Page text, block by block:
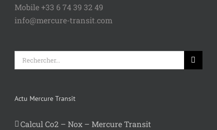
Mobile +33 6 74 39 32 49
info@mercure-transit.com
Rechercher:
Actu Mercure Transit
Calcul Co2 – Nox – Mercure Transit